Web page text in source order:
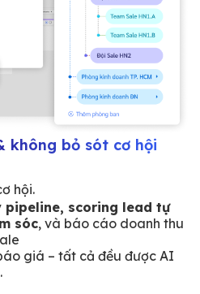
không bỏ sót cơ hội
hội.
pipeline, scoring lead tự
sóc, và báo cáo doanh thu
giá – tất cả đều được AI